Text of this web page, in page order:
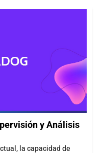
y Análisis
la capacidad de